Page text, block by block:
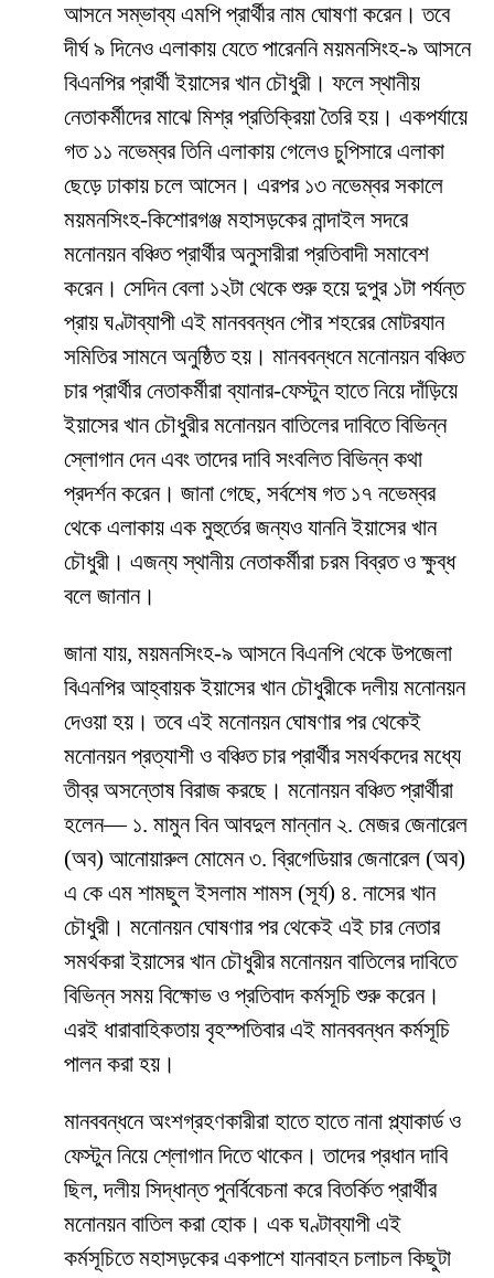
আসনে সম্ভাব্য এমপি প্রার্থীর নাম ঘোষণা করেন। তবে
দীর্ঘ ৯ দিনেও এলাকায় যেতে পারেননি ময়মনসিংহ-৯ আসনে
বিএনপির প্রার্থী ইয়াসের খান চৌধুরী। ফলে স্থানীয়
নেতাকর্মীদের মাঝে মিশ্র প্রতিক্রিয়া তৈরি হয়। একপর্যায়ে
গত ১১ নভেম্বর তিনি এলাকায় গেলেও চুপিসারে এলাকা
ছেড়ে ঢাকায় চলে আসেন। এরপর ১৩ নভেম্বর সকালে
ময়মনসিংহ-কিশোরগঞ্জ মহাসড়কের নান্দাইল সদরে
মনোনয়ন বঞ্চিত প্রার্থীর অনুসারীরা প্রতিবাদী সমাবেশ
করেন। সেদিন বেলা ১২টা থেকে শুরু হয়ে দুপুর ১টা পর্যন্ত
প্রায় ঘণ্টাব্যাপী এই মানববন্ধন পৌর শহরের মোটরযান
সমিতির সামনে অনুষ্ঠিত হয়। মানববন্ধনে মনোনয়ন বঞ্চিত
চার প্রার্থীর নেতাকর্মীরা ব্যানার-ফেস্টুন হাতে নিয়ে দাঁড়িয়ে
ইয়াসের খান চৌধুরীর মনোনয়ন বাতিলের দাবিতে বিভিন্ন
স্লোগান দেন এবং তাদের দাবি সংবলিত বিভিন্ন কথা
প্রদর্শন করেন। জানা গেছে, সর্বশেষ গত ১৭ নভেম্বর
থেকে এলাকায় এক মুহুর্তের জন্যও যাননি ইয়াসের খান
চৌধুরী। এজন্য স্থানীয় নেতাকর্মীরা চরম বিব্রত ও ক্ষুব্ধ
বলে জানান।
জানা যায়, ময়মনসিংহ-৯ আসনে বিএনপি থেকে উপজেলা
বিএনপির আহ্বায়ক ইয়াসের খান চৌধুরীকে দলীয় মনোনয়ন
দেওয়া হয়। তবে এই মনোনয়ন ঘোষণার পর থেকেই
মনোনয়ন প্রত্যাশী ও বঞ্চিত চার প্রার্থীর সমর্থকদের মধ্যে
তীব্র অসন্তোষ বিরাজ করছে। মনোনয়ন বঞ্চিত প্রার্থীরা
হলেন— ১. মামুন বিন আবদুল মান্নান ২. মেজর জেনারেল
(অব) আনোয়ারুল মোমেন ৩. ব্রিগেডিয়ার জেনারেল (অব)
এ কে এম শামছুল ইসলাম শামস (সূর্য) ৪. নাসের খান
চৌধুরী। মনোনয়ন ঘোষণার পর থেকেই এই চার নেতার
সমর্থকরা ইয়াসের খান চৌধুরীর মনোনয়ন বাতিলের দাবিতে
বিভিন্ন সময় বিক্ষোভ ও প্রতিবাদ কর্মসূচি শুরু করেন।
এরই ধারাবাহিকতায় বৃহস্পতিবার এই মানববন্ধন কর্মসূচি
পালন করা হয়।
মানববন্ধনে অংশগ্রহণকারীরা হাতে হাতে নানা প্ল্যাকার্ড ও
ফেস্টুন নিয়ে শ্লোগান দিতে থাকেন। তাদের প্রধান দাবি
ছিল, দলীয় সিদ্ধান্ত পুনর্বিবেচনা করে বিতর্কিত প্রার্থীর
মনোনয়ন বাতিল করা হোক। এক ঘণ্টাব্যাপী এই
কর্মসূচিতে মহাসড়কের একপাশে যানবাহন চলাচল কিছুটা